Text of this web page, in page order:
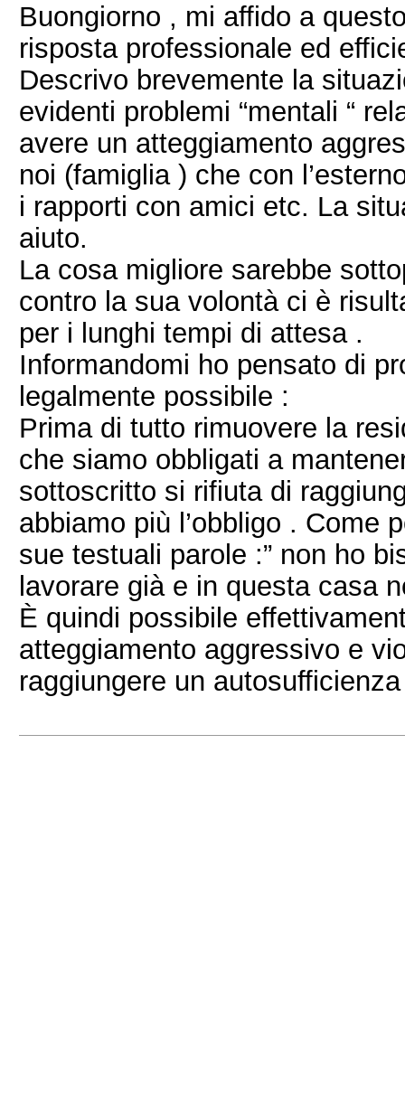
Buongiorno , mi affido a
risposta professionale ed
Descrivo brevemente la
evidenti problemi “mentali “
avere un atteggiamento
noi (famiglia ) che con
i rapporti con amici etc. La
aiuto.
La cosa migliore sarebbe
contro la sua volontà ci è
per i lunghi tempi di attesa .
Informandomi ho pensato di
legalmente possibile :
Prima di tutto rimuovere la
che siamo obbligati a
sottoscritto si rifiuta di
abbiamo più l’obbligo . Come
sue testuali parole :” non ho
lavorare già e in questa casa
È quindi possibile
atteggiamento aggressivo e
raggiungere un autosufficienza